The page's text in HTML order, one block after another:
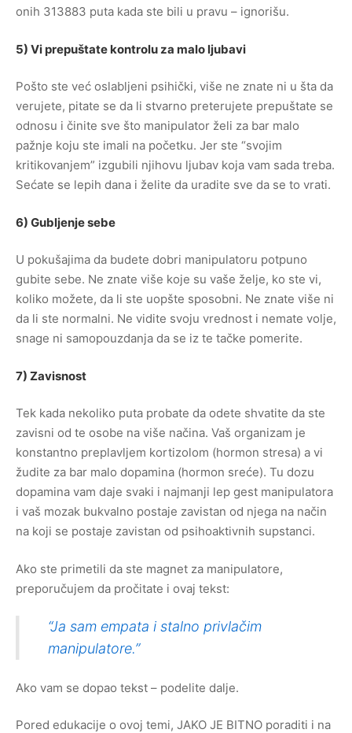
onih 313883 puta kada ste bili u pravu – ignorišu.
5) Vi prepuštate kontrolu za malo ljubavi
Pošto ste već oslabljeni psihički, više ne znate ni u šta da
verujete, pitate se da li stvarno preterujete prepuštate se
odnosu i činite sve što manipulator želi za bar malo
pažnje koju ste imali na početku. Jer ste “svojim
kritikovanjem” izgubili njihovu ljubav koja vam sada treba.
Sećate se lepih dana i želite da uradite sve da se to vrati.
6) Gubljenje sebe
U pokušajima da budete dobri manipulatoru potpuno
gubite sebe. Ne znate više koje su vaše želje, ko ste vi,
koliko možete, da li ste uopšte sposobni. Ne znate više ni
da li ste normalni. Ne vidite svoju vrednost i nemate volje,
snage ni samopouzdanja da se iz te tačke pomerite.
7) Zavisnost
Tek kada nekoliko puta probate da odete shvatite da ste
zavisni od te osobe na više načina. Vaš organizam je
konstantno preplavljem kortizolom (hormon stresa) a vi
žudite za bar malo dopamina (hormon sreće). Tu dozu
dopamina vam daje svaki i najmanji lep gest manipulatora
i vaš mozak bukvalno postaje zavistan od njega na način
na koji se postaje zavistan od psihoaktivnih supstanci.
Ako ste primetili da ste magnet za manipulatore,
preporučujem da pročitate i ovaj tekst:
“Ja sam empata i stalno privlačim
manipulatore.”
Ako vam se dopao tekst – podelite dalje.
Pored edukacije o ovoj temi, JAKO JE BITNO poraditi i na